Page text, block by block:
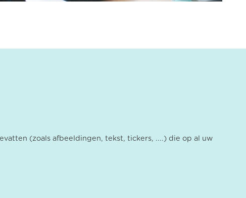
(zoals afbeeldingen, tekst, tickers, ....) die op al uw